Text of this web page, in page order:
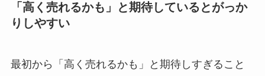
「高く売れるかも」と期待しているとがっか
りしやすい
最初から「高く売れるかも」と期待しすぎること